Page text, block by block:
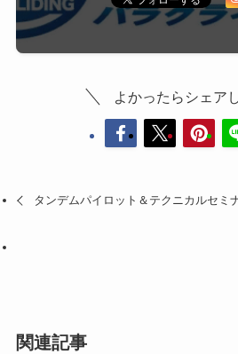
よかったらシェア
タンデムパイロット＆テクニカルセミ
関連記事